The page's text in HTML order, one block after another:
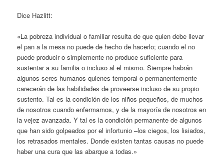
Dice Hazlitt:
«La pobreza individual o familiar resulta de que quien debe llevar
el pan a la mesa no puede de hecho de hacerlo; cuando el no
puede producir o simplemente no produce suficiente para
sustentar a su familia o incluso al el mismo. Siempre habrán
algunos seres humanos quienes temporal o permanentemente
carecerán de las habilidades de proveerse incluso de su propio
sustento. Tal es la condición de los niños pequeños, de muchos
de nosotros cuando enfermamos, y de la mayoría de nosotros en
la vejez avanzada. Y tal es la condición permanente de algunos
que han sido golpeados por el infortunio –los ciegos, los lisiados,
los retrasados mentales. Donde existen tantas causas no puede
haber una cura que las abarque a todas.»